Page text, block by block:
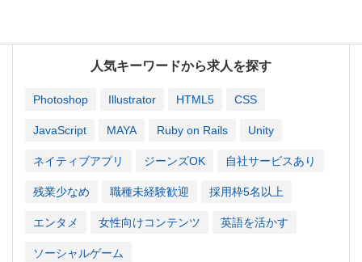
人気キーワードから求人を探す
Photoshop Illustrator HTML5 CSS
JavaScript MAYA Ruby on Rails Unity
ネイティブアプリ ジーンズOK 自社サービスあり
残業少なめ 職種未経験歓迎 採用枠5名以上
エンタメ 女性向けコンテンツ 英語を活かす
ソーシャルゲーム